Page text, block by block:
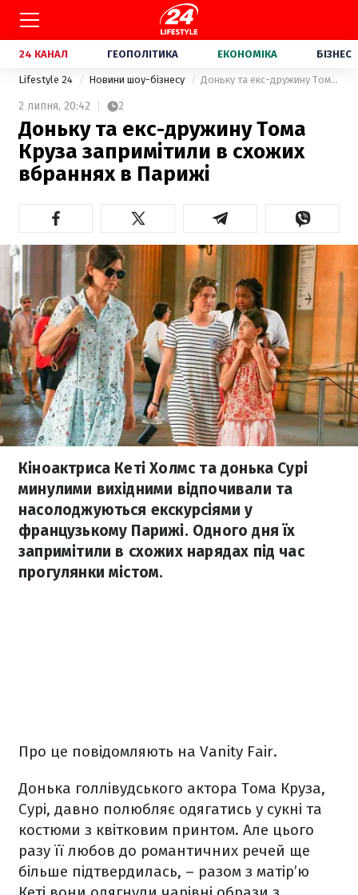
24 КАНАЛ ГЕОПОЛІТИКА ЕКОНОМІКА БІЗНЕС
Lifestyle 24 Новини шоу-бізнесу Доньку та екс-дружину Тома Круза запримітили в схожих вбраннях в Парижі
2 липня, 20:42 2
Доньку та екс-дружину Тома
Круза запримітили в схожих
вбраннях в Парижі
Кіноактриса Кеті Холмс та донька Сурі
минулими вихідними відпочивали та
насолоджуються екскурсіями у
французькому Парижі. Одного дня їх
запримітили в схожих нарядах під час
прогулянки містом.
Про це повідомляють на Vanity Fair.
Донька голлівудського актора Тома Круза,
Сурі, давно полюбляє одягатись у сукні та
костюми з квітковим принтом. Але цього
разу її любов до романтичних речей ще
більше підтвердилась, – разом з матір’ю